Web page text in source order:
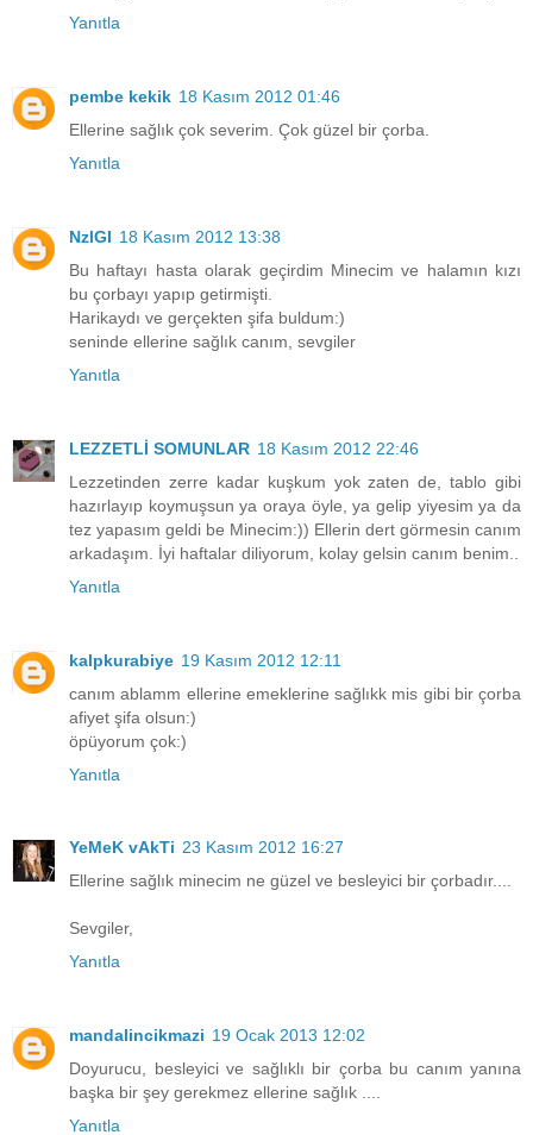
Yanıtla
pembe kekik 18 Kasım 2012 01:46
Ellerine sağlık çok severim. Çok güzel bir çorba.
Yanıtla
NzlGl 18 Kasım 2012 13:38
Bu haftayı hasta olarak geçirdim Minecim ve halamın kızı
bu çorbayı yapıp getirmişti.
Harikaydı ve gerçekten şifa buldum:)
seninde ellerine sağlık canım, sevgiler
Yanıtla
LEZZETLİ SOMUNLAR 18 Kasım 2012 22:46
Lezzetinden zerre kadar kuşkum yok zaten de, tablo gibi
hazırlayıp koymuşsun ya oraya öyle, ya gelip yiyesim ya da
tez yapasım geldi be Minecim:)) Ellerin dert görmesin canım
arkadaşım. İyi haftalar diliyorum, kolay gelsin canım benim..
Yanıtla
kalpkurabiye 19 Kasım 2012 12:11
canım ablamm ellerine emeklerine sağlıkk mis gibi bir çorba
afiyet şifa olsun:)
öpüyorum çok:)
Yanıtla
YeMeK vAkTi 23 Kasım 2012 16:27
Ellerine sağlık minecim ne güzel ve besleyici bir çorbadır....
Sevgiler,
Yanıtla
mandalincikmazi 19 Ocak 2013 12:02
Doyurucu, besleyici ve sağlıklı bir çorba bu canım yanına
başka bir şey gerekmez ellerine sağlık ....
Yanıtla